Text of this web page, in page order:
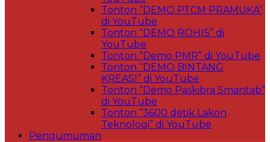
Tonton “DEMO PTCM PRAMUKA”
di YouTube
Tonton “DEMO ROHIS” di
YouTube
Tonton “Demo PMR” di YouTube
Tonton “DEMO BINTANG
KREASI” di YouTube
Tonton “Demo Paskibra Smantab”
di YouTube
Tonton “3600 detik Lakon
Teknologi” di YouTube
Pengumuman